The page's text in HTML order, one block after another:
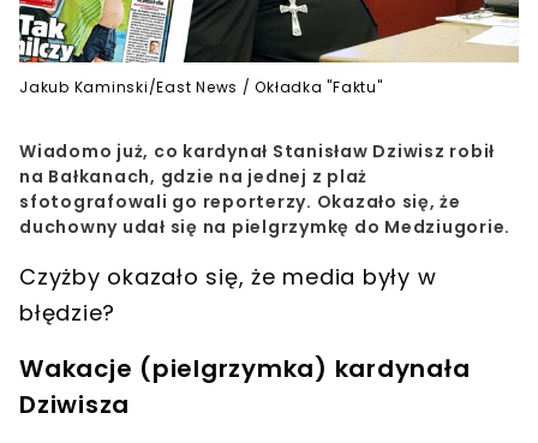
Jakub Kaminski/East News / Okładka "Faktu"
Wiadomo już, co kardynał Stanisław Dziwisz robił
na Bałkanach, gdzie na jednej z plaż
sfotografowali go reporterzy. Okazało się, że
duchowny udał się na pielgrzymkę do Medziugorie.
Czyżby okazało się, że media były w
błędzie?
Wakacje (pielgrzymka) kardynała
Dziwisza